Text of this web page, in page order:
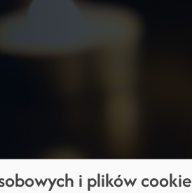
i plików cookie